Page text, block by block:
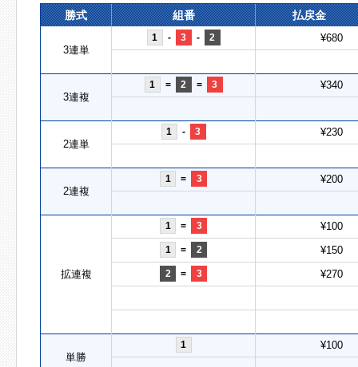
勝式 組番 払戻金
3連単
1 - 3 - 2 ¥680
3連複
1 = 2 = 3 ¥340
2連単
1 - 3 ¥230
2連複
1 = 3 ¥200
拡連複
1 = 3 ¥100
1 = 2 ¥150
2 = 3 ¥270
単勝
1 ¥100